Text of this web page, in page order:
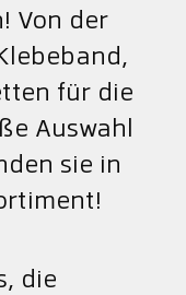
Von der
für die
Auswahl
sie in
die